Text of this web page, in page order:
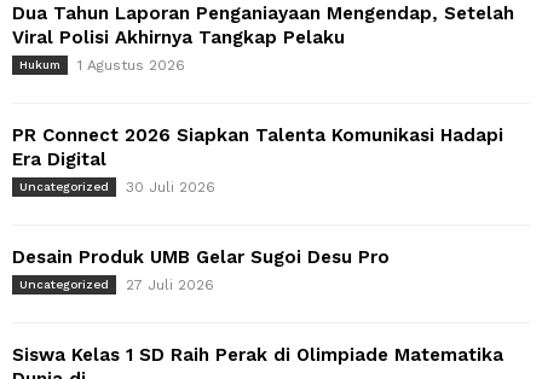
Dua Tahun Laporan Penganiayaan Mengendap, Setelah
Viral Polisi Akhirnya Tangkap Pelaku
Hukum 1 Agustus 2026
PR Connect 2026 Siapkan Talenta Komunikasi Hadapi
Era Digital
Uncategorized 30 Juli 2026
Desain Produk UMB Gelar Sugoi Desu Pro
Uncategorized 27 Juli 2026
Siswa Kelas 1 SD Raih Perak di Olimpiade Matematika